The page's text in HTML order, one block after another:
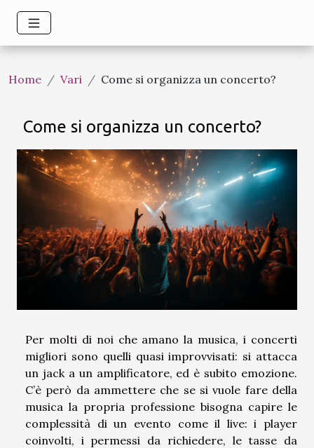
Home Vari Come si organizza un concerto?
Come si organizza un concerto?
Per molti di noi che amano la musica, i concerti
migliori sono quelli quasi improvvisati: si attacca
un jack a un amplificatore, ed è subito emozione.
C’è però da ammettere che se si vuole fare della
musica la propria professione bisogna capire le
complessità di un evento come il live: i player
coinvolti, i permessi da richiedere, le tasse da